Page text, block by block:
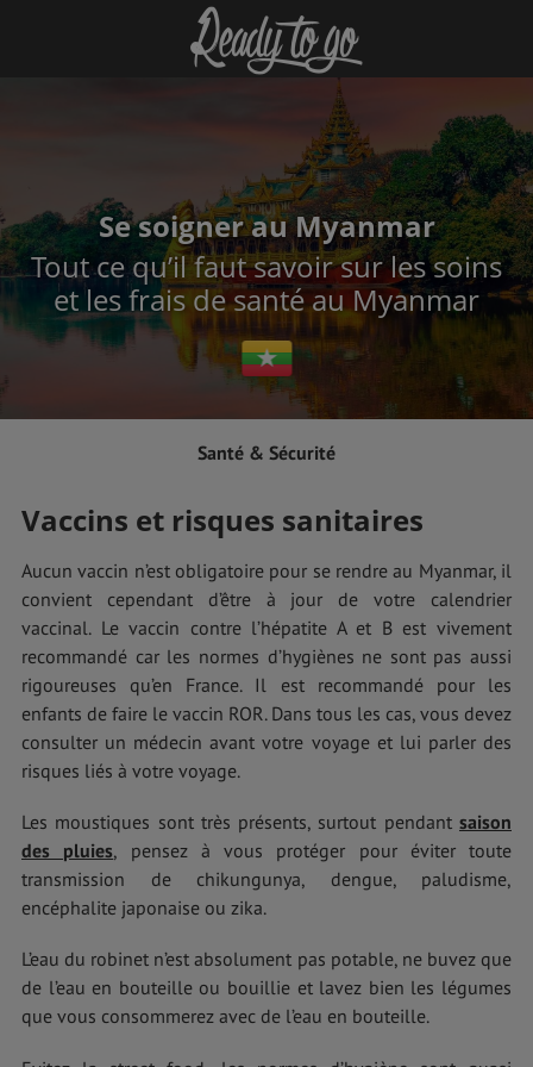
Se soigner au Myanmar
Tout ce qu’il faut savoir sur les soins
et les frais de santé au Myanmar
Santé & Sécurité
Vaccins et risques sanitaires
Aucun vaccin n’est obligatoire pour se rendre au Myanmar, il
convient cependant d’être à jour de votre calendrier
vaccinal. Le vaccin contre l’hépatite A et B est vivement
recommandé car les normes d’hygiènes ne sont pas aussi
rigoureuses qu’en France. Il est recommandé pour les
enfants de faire le vaccin ROR. Dans tous les cas, vous devez
consulter un médecin avant votre voyage et lui parler des
risques liés à votre voyage.
Les moustiques sont très présents, surtout pendant saison
des pluies, pensez à vous protéger pour éviter toute
transmission de chikungunya, dengue, paludisme,
encéphalite japonaise ou zika.
L’eau du robinet n’est absolument pas potable, ne buvez que
de l’eau en bouteille ou bouillie et lavez bien les légumes
que vous consommerez avec de l’eau en bouteille.